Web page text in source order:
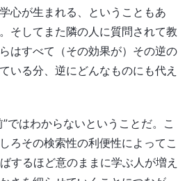
心が生まれる、ということもあ
そしてまた隣の人に質問されて教
はすべて（その効果が）その逆の
いる分、逆にどんなものにも代え
ではわからないということだ。こ
ろその検索性の利便性によってこ
するほど意のままに学ぶ人が増え